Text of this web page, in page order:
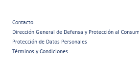
Menú
secundario
Contacto
Dirección General de Defensa y Protección al
Protección de Datos Personales
Términos y Condiciones